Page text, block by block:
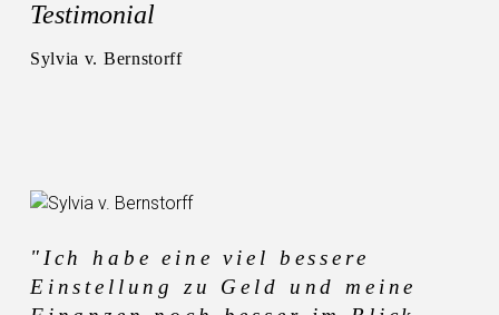
Testimonial
Sylvia v. Bernstorff
"Ich habe eine viel bessere
Einstellung zu Geld und meine